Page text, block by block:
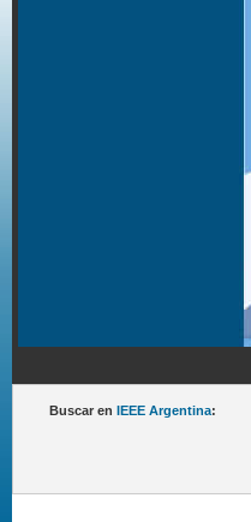
Buscar en IEEE Argentina: